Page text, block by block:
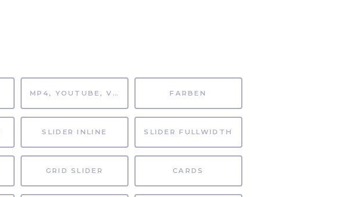
MP4, YOUTUBE, VIMEO FARBEN
SLIDER INLINE SLIDER FULLWIDTH
GRID SLIDER CARDS